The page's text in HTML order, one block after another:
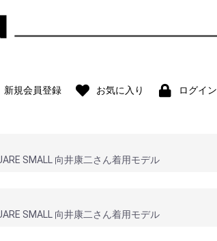
新規会員登録 お気に入り ログイン
SMALL 向井康二さん着用モデル
SMALL 向井康二さん着用モデル